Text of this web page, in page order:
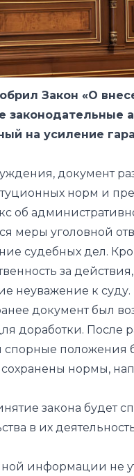
Закон «О
на усиление
документ
норм и
об
меры уголовной
судебных дел.
за
неуважение к суду.
документ был
доработки. После
положения
нормы,
закона будет
в их
информации не
в
суду, а также какие
новыми